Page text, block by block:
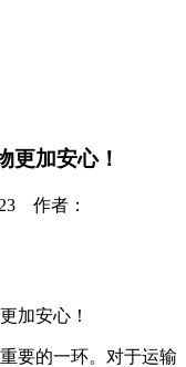
更加安心！
作者：
加安心！
要的一环。对于运输